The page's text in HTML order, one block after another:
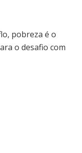
pobreza é o
o desafio com